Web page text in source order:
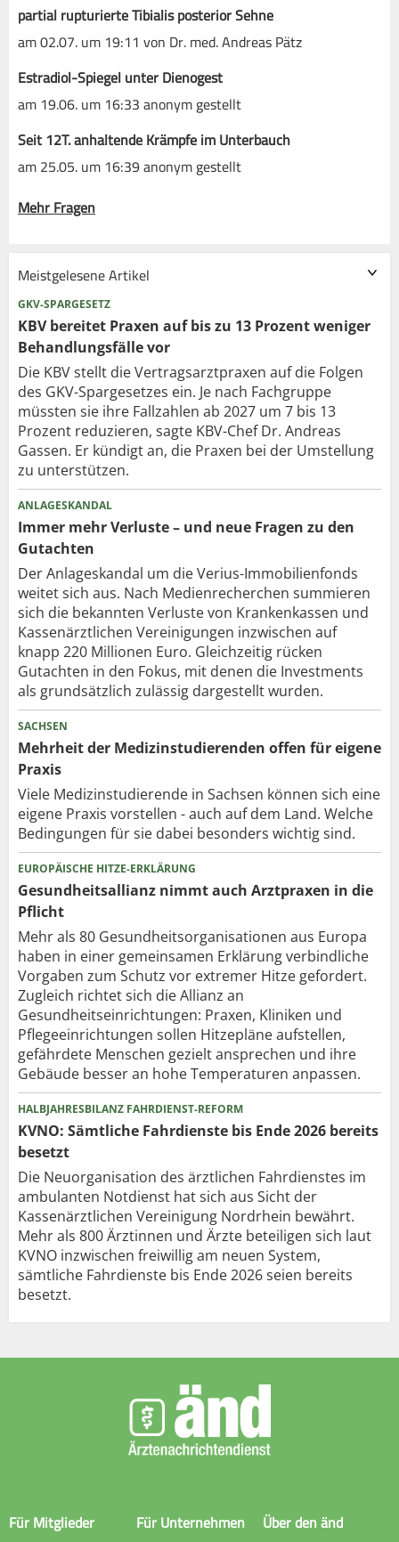
partial rupturierte Tibialis posterior Sehne
am 02.07. um 19:11 von Dr. med. Andreas Pätz
Estradiol-Spiegel unter Dienogest
am 19.06. um 16:33 anonym gestellt
Seit 12T. anhaltende Krämpfe im Unterbauch
am 25.05. um 16:39 anonym gestellt
Mehr Fragen
Meistgelesene Artikel
GKV-SPARGESETZ
KBV bereitet Praxen auf bis zu 13 Prozent weniger
Behandlungsfälle vor
Die KBV stellt die Vertragsarztpraxen auf die Folgen
des GKV-Spargesetzes ein. Je nach Fachgruppe
müssten sie ihre Fallzahlen ab 2027 um 7 bis 13
Prozent reduzieren, sagte KBV-Chef Dr. Andreas
Gassen. Er kündigt an, die Praxen bei der Umstellung
zu unterstützen.
ANLAGESKANDAL
Immer mehr Verluste – und neue Fragen zu den
Gutachten
Der Anlageskandal um die Verius-Immobilienfonds
weitet sich aus. Nach Medienrecherchen summieren
sich die bekannten Verluste von Krankenkassen und
Kassenärztlichen Vereinigungen inzwischen auf
knapp 220 Millionen Euro. Gleichzeitig rücken
Gutachten in den Fokus, mit denen die Investments
als grundsätzlich zulässig dargestellt wurden.
SACHSEN
Mehrheit der Medizinstudierenden offen für eigene
Praxis
Viele Medizinstudierende in Sachsen können sich eine
eigene Praxis vorstellen - auch auf dem Land. Welche
Bedingungen für sie dabei besonders wichtig sind.
EUROPÄISCHE HITZE-ERKLÄRUNG
Gesundheitsallianz nimmt auch Arztpraxen in die
Pflicht
Mehr als 80 Gesundheits­organisationen aus Europa
haben in einer gemeinsamen Erklärung verbindliche
Vorgaben zum Schutz vor extremer Hitze gefordert.
Zugleich richtet sich die Allianz an
Gesundheitseinrichtungen: Praxen, Kliniken und
Pflegeeinrichtungen sollen Hitzepläne aufstellen,
gefährdete Menschen gezielt ansprechen und ihre
Gebäude besser an hohe Temperaturen anpassen.
HALBJAHRESBILANZ FAHRDIENST-REFORM
KVNO: Sämtliche Fahrdienste bis Ende 2026 bereits
besetzt
Die Neuorganisation des ärztlichen Fahrdienstes im
ambulanten Notdienst hat sich aus Sicht der
Kassenärztlichen Vereinigung Nordrhein bewährt.
Mehr als 800 Ärztinnen und Ärzte beteiligen sich laut
KVNO inzwischen freiwillig am neuen System,
sämtliche Fahrdienste bis Ende 2026 seien bereits
besetzt.
Für Mitglieder Für Unternehmen Über den änd